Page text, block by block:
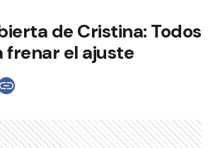
de Cristina: Todos
frenar el ajuste